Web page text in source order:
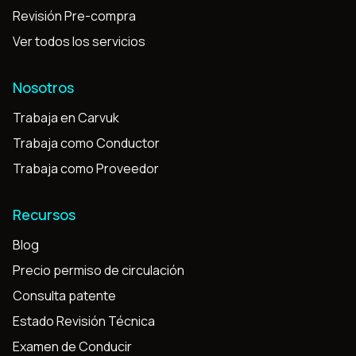
Revisión Pre-compra
Ver todos los servicios
Nosotros
Trabaja en Carvuk
Trabaja como Conductor
Trabaja como Proveedor
Recursos
Blog
Precio permiso de circulación
Consulta patente
Estado Revisión Técnica
Examen de Conducir